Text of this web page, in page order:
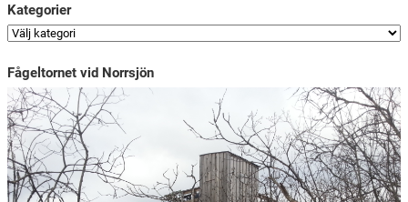
Kategorier
Fågeltornet vid Norrsjön